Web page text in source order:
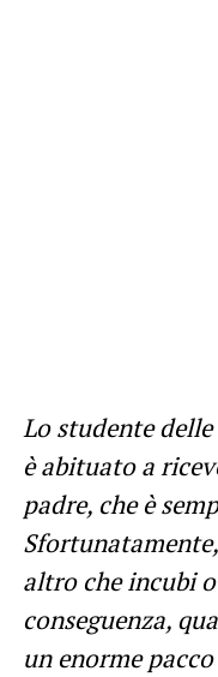
Lo studente
è abituato a
padre, che è
altro che incubi
conseguenza,
un enorme